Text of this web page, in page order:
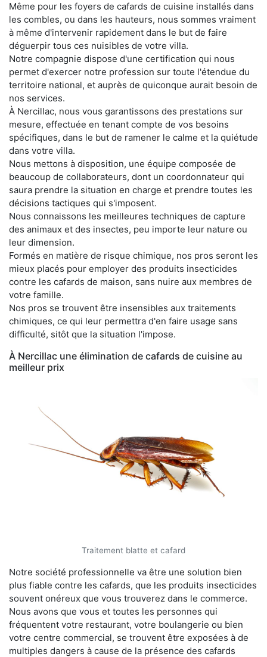
Même pour les foyers de cafards de cuisine installés dans
les combles, ou dans les hauteurs, nous sommes vraiment
à même d'intervenir rapidement dans le but de faire
déguerpir tous ces nuisibles de votre villa.
Notre compagnie dispose d'une certification qui nous
permet d'exercer notre profession sur toute l'étendue du
territoire national, et auprès de quiconque aurait besoin de
nos services.
À Nercillac, nous vous garantissons des prestations sur
mesure, effectuée en tenant compte de vos besoins
spécifiques, dans le but de ramener le calme et la quiétude
dans votre villa.
Nous mettons à disposition, une équipe composée de
beaucoup de collaborateurs, dont un coordonnateur qui
saura prendre la situation en charge et prendre toutes les
décisions tactiques qui s'imposent.
Nous connaissons les meilleures techniques de capture
des animaux et des insectes, peu importe leur nature ou
leur dimension.
Formés en matière de risque chimique, nos pros seront les
mieux placés pour employer des produits insecticides
contre les cafards de maison, sans nuire aux membres de
votre famille.
Nos pros se trouvent être insensibles aux traitements
chimiques, ce qui leur permettra d'en faire usage sans
difficulté, sitôt que la situation l'impose.
À Nercillac une élimination de cafards de cuisine au
meilleur prix
Traitement blatte et cafard
Notre société professionnelle va être une solution bien
plus fiable contre les cafards, que les produits insecticides
souvent onéreux que vous trouverez dans le commerce.
Nous avons que vous et toutes les personnes qui
fréquentent votre restaurant, votre boulangerie ou bien
votre centre commercial, se trouvent être exposées à de
multiples dangers à cause de la présence des cafards